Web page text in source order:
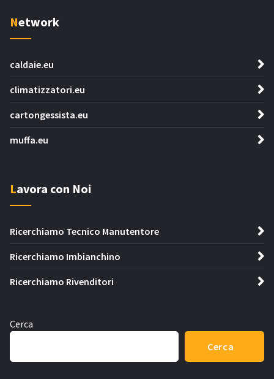
Network
caldaie.eu
climatizzatori.eu
cartongessista.eu
muffa.eu
Lavora con Noi
Ricerchiamo Tecnico Manutentore
Ricerchiamo Imbianchino
Ricerchiamo Rivenditori
Cerca
Cerca